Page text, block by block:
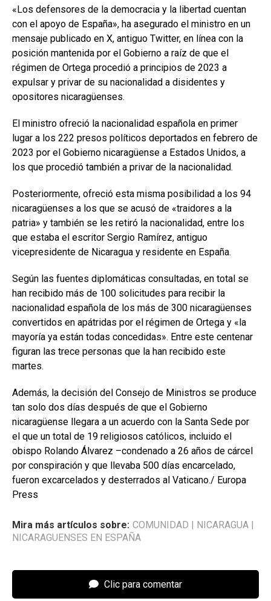
«Los defensores de la democracia y la libertad cuentan
con el apoyo de España», ha asegurado el ministro en un
mensaje publicado en X, antiguo Twitter, en línea con la
posición mantenida por el Gobierno a raíz de que el
régimen de Ortega procedió a principios de 2023 a
expulsar y privar de su nacionalidad a disidentes y
opositores nicaragüenses.
El ministro ofreció la nacionalidad española en primer
lugar a los 222 presos políticos deportados en febrero de
2023 por el Gobierno nicaragüense a Estados Unidos, a
los que procedió también a privar de la nacionalidad.
Posteriormente, ofreció esta misma posibilidad a los 94
nicaragüenses a los que se acusó de «traidores a la
patria» y también se les retiró la nacionalidad, entre los
que estaba el escritor Sergio Ramírez, antiguo
vicepresidente de Nicaragua y residente en España.
Según las fuentes diplomáticas consultadas, en total se
han recibido más de 100 solicitudes para recibir la
nacionalidad española de los más de 300 nicaragüenses
convertidos en apátridas por el régimen de Ortega y «la
mayoría ya están todas concedidas». Entre este centenar
figuran las trece personas que la han recibido este
martes.
Además, la decisión del Consejo de Ministros se produce
tan solo dos días después de que el Gobierno
nicaragüense llegara a un acuerdo con la Santa Sede por
el que un total de 19 religiosos católicos, incluido el
obispo Rolando Álvarez –condenado a 26 años de cárcel
por conspiración y que llevaba 500 días encarcelado,
fueron excarcelados y desterrados al Vaticano./ Europa
Press
Mira más artículos sobre: COMUNIDAD NICARAGUA
NICARAGUENSES EN ESPAÑA
Clic para comentar